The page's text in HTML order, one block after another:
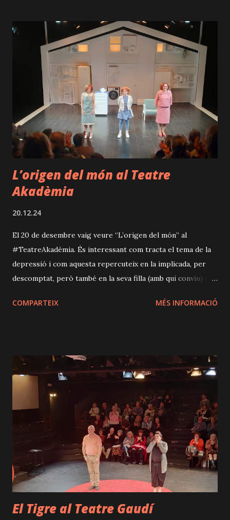
fent de Phil Connors, un popular i cregut meteoròleg
televisiu que accedirà, rondinant, com gairebé sempre, a
anar a cobrir una notícia relacionada amb el temps a un
petit poblet dels Estats Units. En concret, l'anomenat "Dia
de la Marmota" a Punxsutawney. Allà, la nova ajudant de
producció, Rita (Diana Roig), tindrà un paper destacat... Tot,
però, esclatarà en veure's atrapat en aquest gris dia per a
ell que sembla repetir-se una vega...
L’origen del món al Teatre
Akadèmia
20.12.24
El 20 de desembre vaig veure “L’origen del món” al
#TeatreAkadèmia. És interessant com tracta el tema de la
depressió i com aquesta repercuteix en la implicada, per
descomptat, però també en la seva filla (amb qui conviu) i en
resulta enriquidor observar com les diferents generacions
cadascuna entoma aquesta realitat des d’una praxi molt
diferent. Cal dir que el text de #LuciaCalamaro
(#LaVidaSuspesa) és profund, i hi ha una gran bellesa en
aquest... malgrat abordar un tema espinós. En alguns
diàlegs hi ha un veritable treball d’orfebreria amb les
paraules. És un llenguatge molt literari. Resulta modern i
profund, a parts iguals, tot i que en alguns moments, a
causa d’aquesta densitat, pot fer que l’espectador o
espectadora desconnecti. És a dir, n...
COMPARTEIX MÉS INFORMACIÓ
El Tigre al Teatre Gaudí